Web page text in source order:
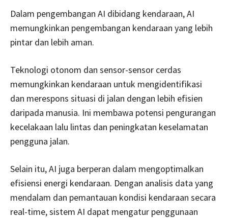
Dalam pengembangan AI dibidang kendaraan, AI
memungkinkan pengembangan kendaraan yang lebih
pintar dan lebih aman.
Teknologi otonom dan sensor-sensor cerdas
memungkinkan kendaraan untuk mengidentifikasi
dan merespons situasi di jalan dengan lebih efisien
daripada manusia. Ini membawa potensi pengurangan
kecelakaan lalu lintas dan peningkatan keselamatan
pengguna jalan.
Selain itu, AI juga berperan dalam mengoptimalkan
efisiensi energi kendaraan. Dengan analisis data yang
mendalam dan pemantauan kondisi kendaraan secara
real-time, sistem AI dapat mengatur penggunaan